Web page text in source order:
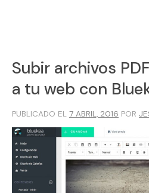
Subir archivos
a tu web con
PUBLICADO EL 7 ABRIL, 2016 POR